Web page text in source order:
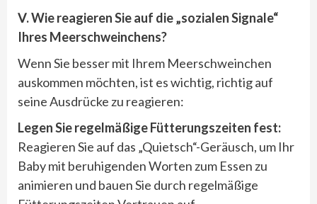
Ⅴ. Wie reagieren Sie auf die „sozialen Signale“
Ihres Meerschweinchens?
Wenn Sie besser mit Ihrem Meerschweinchen
auskommen möchten, ist es wichtig, richtig auf
seine Ausdrücke zu reagieren:
Legen Sie regelmäßige Fütterungszeiten fest:
Reagieren Sie auf das „Quietsch“-Geräusch, um Ihr
Baby mit beruhigenden Worten zum Essen zu
animieren und bauen Sie durch regelmäßige